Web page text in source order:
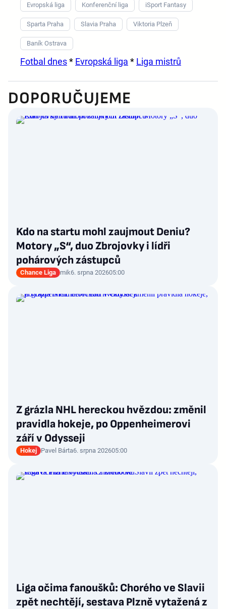
Evropská liga Konferenční liga iSport Fantasy
Sparta Praha Slavia Praha Viktoria Plzeň
Baník Ostrava
Fotbal dnes* Evropská liga * Liga mistrů
DOPORUČUJEME
Kdo na startu mohl zaujmout Deniu?
Motory „S“, duo Zbrojovky i lídři
pohárových zástupců
Chance Liga mik6. srpna 202605:00
Z grázla NHL hereckou hvězdou: změnil
pravidla hokeje, po Oppenheimerovi
září v Odysseji
Hokej Pavel Bárta6. srpna 202605:00
Liga očima fanoušků: Chorého ve Slavii
zpět nechtějí, sestava Plzně vytažená z